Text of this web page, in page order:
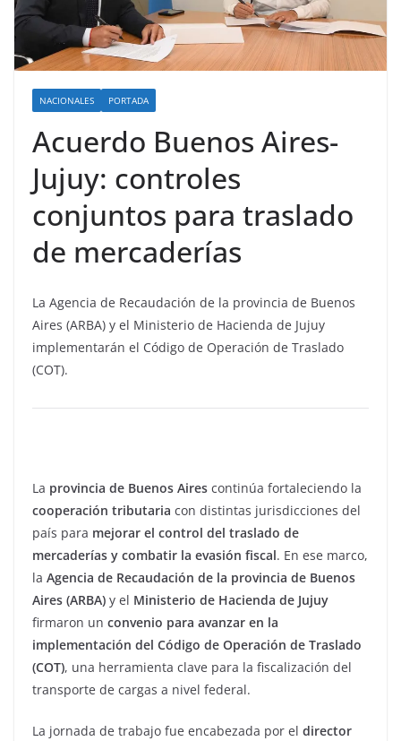
NACIONALES PORTADA
Acuerdo Buenos Aires-
Jujuy: controles
conjuntos para traslado
de mercaderías
La Agencia de Recaudación de la provincia de Buenos
Aires (ARBA) y el Ministerio de Hacienda de Jujuy
implementarán el Código de Operación de Traslado
(COT).
La provincia de Buenos Aires continúa fortaleciendo la
cooperación tributaria con distintas jurisdicciones del
país para mejorar el control del traslado de
mercaderías y combatir la evasión fiscal. En ese marco,
la Agencia de Recaudación de la provincia de Buenos
Aires (ARBA) y el Ministerio de Hacienda de Jujuy
firmaron un convenio para avanzar en la
implementación del Código de Operación de Traslado
(COT), una herramienta clave para la fiscalización del
transporte de cargas a nivel federal.
La jornada de trabajo fue encabezada por el director